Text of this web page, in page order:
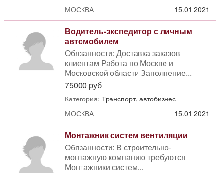
МОСКВА
15.01.2021
Водитель-экспедитор с личным
автомобилем
Обязанности: Доставка заказов
клиентам Работа по Москве и
Московской области Заполнение...
75000 руб
Категория: Транспорт, автобизнес
МОСКВА
15.01.2021
Монтажник систем вентиляции
Обязанности: В строительно-
монтажную компанию требуются
Монтажники систем...